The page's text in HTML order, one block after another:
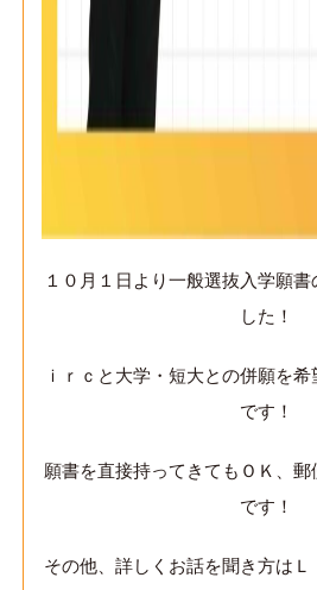
１０月１日より一般選抜入学願
した！
ｉｒｃと大学・短大との併願を
です！
願書を直接持ってきてもＯＫ、郵
です！
その他、詳しくお話を聞き方は